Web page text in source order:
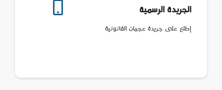
الجريدة الرسمية
إطلع على جريدة عجمان القانونية